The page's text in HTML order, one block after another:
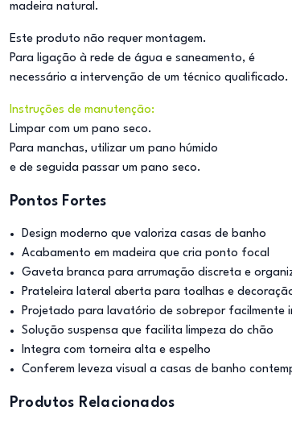
madeira natural.
Este produto não requer montagem.
Para ligação à rede de água e saneamento, é
necessário a intervenção de um técnico qualificado.
Instruções de manutenção:
Limpar com um pano seco.
Para manchas, utilizar um pano húmido
e de seguida passar um pano seco.
Pontos Fortes
Design moderno que valoriza casas de banho
Acabamento em madeira que cria ponto focal
Gaveta branca para arrumação discreta e
Prateleira lateral aberta para toalhas e
Projetado para lavatório de sobrepor facilmente
Solução suspensa que facilita limpeza do chão
Integra com torneira alta e espelho
Conferem leveza visual a casas de banho
Produtos Relacionados